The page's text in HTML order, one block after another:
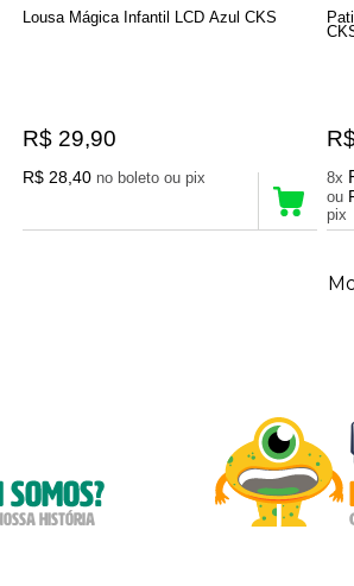
Lousa Mágica Infantil LCD Azul CKS
R$ 29,90
R$ 28,40 no boleto ou pix 8x
ou
pix